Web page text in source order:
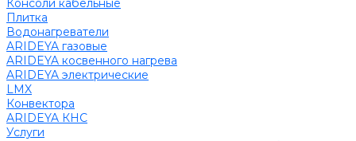
Консоли кабельные
Плитка
Водонагреватели
ARIDEYA газовые
ARIDEYA косвенного нагрева
ARIDEYA электрические
LMX
Конвектора
ARIDEYA КНС
Услуги